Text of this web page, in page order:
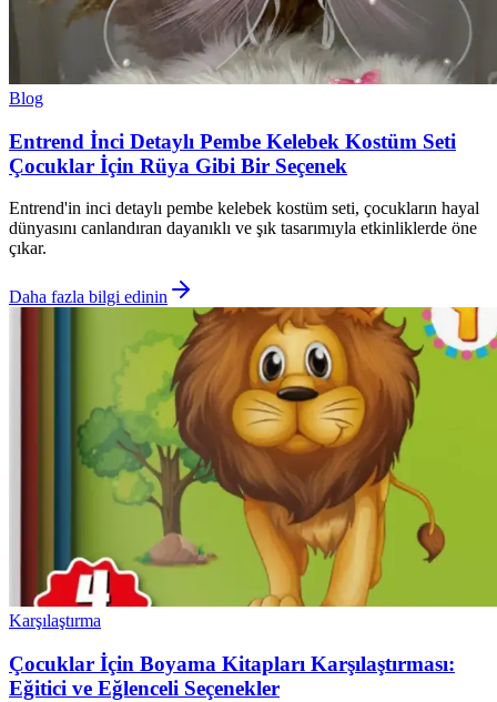
Blog
Entrend İnci Detaylı Pembe Kelebek Kostüm Seti
Çocuklar İçin Rüya Gibi Bir Seçenek
Entrend'in inci detaylı pembe kelebek kostüm seti, çocukların hayal
dünyasını canlandıran dayanıklı ve şık tasarımıyla etkinliklerde öne
çıkar.
Daha fazla bilgi edinin
Karşılaştırma
Çocuklar İçin Boyama Kitapları Karşılaştırması:
Eğitici ve Eğlenceli Seçenekler